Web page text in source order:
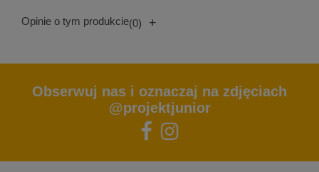
Opinie o tym produkcie(0) +
Obserwuj nas i oznaczaj na zdjęciach
@projektjunior